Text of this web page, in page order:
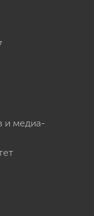
и медиа-